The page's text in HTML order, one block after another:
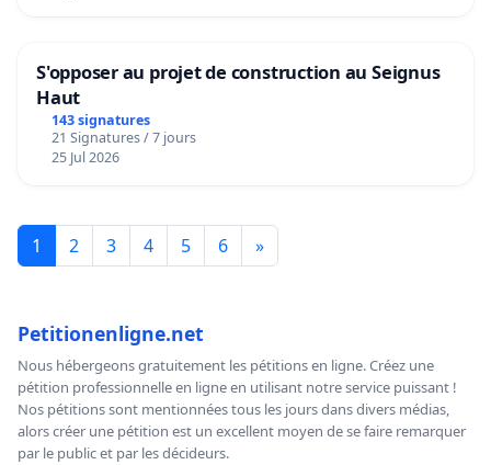
S'opposer au projet de construction au Seignus
Haut
143 signatures
21 Signatures / 7 jours
25 Jul 2026
1 2 3 4 5 6 »
Petitionenligne.net
Nous hébergeons gratuitement les pétitions en ligne. Créez une
pétition professionnelle en ligne en utilisant notre service puissant !
Nos pétitions sont mentionnées tous les jours dans divers médias,
alors créer une pétition est un excellent moyen de se faire remarquer
par le public et par les décideurs.